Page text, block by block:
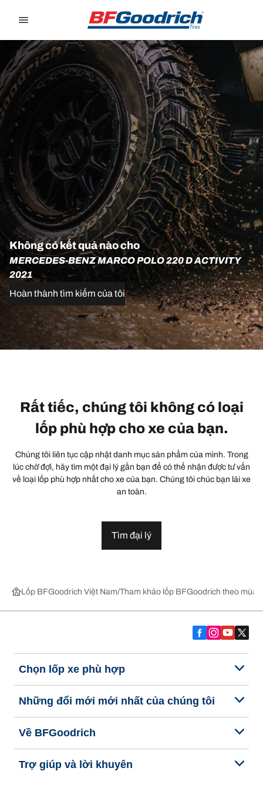
Không có kết quả nào cho
MERCEDES-BENZ MARCO POLO 220 D ACTIVITY
2021
Hoàn thành tìm kiếm của tôi
Rất tiếc, chúng tôi không có loại
lốp phù hợp cho xe của bạn.
Chúng tôi liên tục cập nhật danh mục sản phẩm của mình. Trong
lúc chờ đợi, hãy tìm một đại lý gần bạn để có thể nhận được tư vấn
về loại lốp phù hợp nhất cho xe của bạn. Chúng tôi chúc bạn lái xe
an toàn.
Tìm đại lý
Lốp BFGoodrich Việt Nam Tham khảo lốp BFGoodrich theo
Chọn lốp xe phù hợp
Những đổi mới mới nhất của chúng tôi
Về BFGoodrich
Trợ giúp và lời khuyên